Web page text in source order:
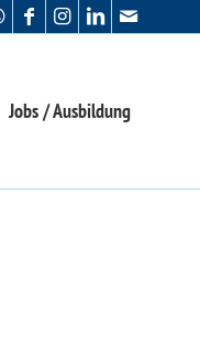
Jobs / Ausbildung